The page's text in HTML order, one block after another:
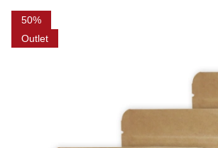
50
Outlet
Produktbilleder C-vitaminpulver 125 g x 5